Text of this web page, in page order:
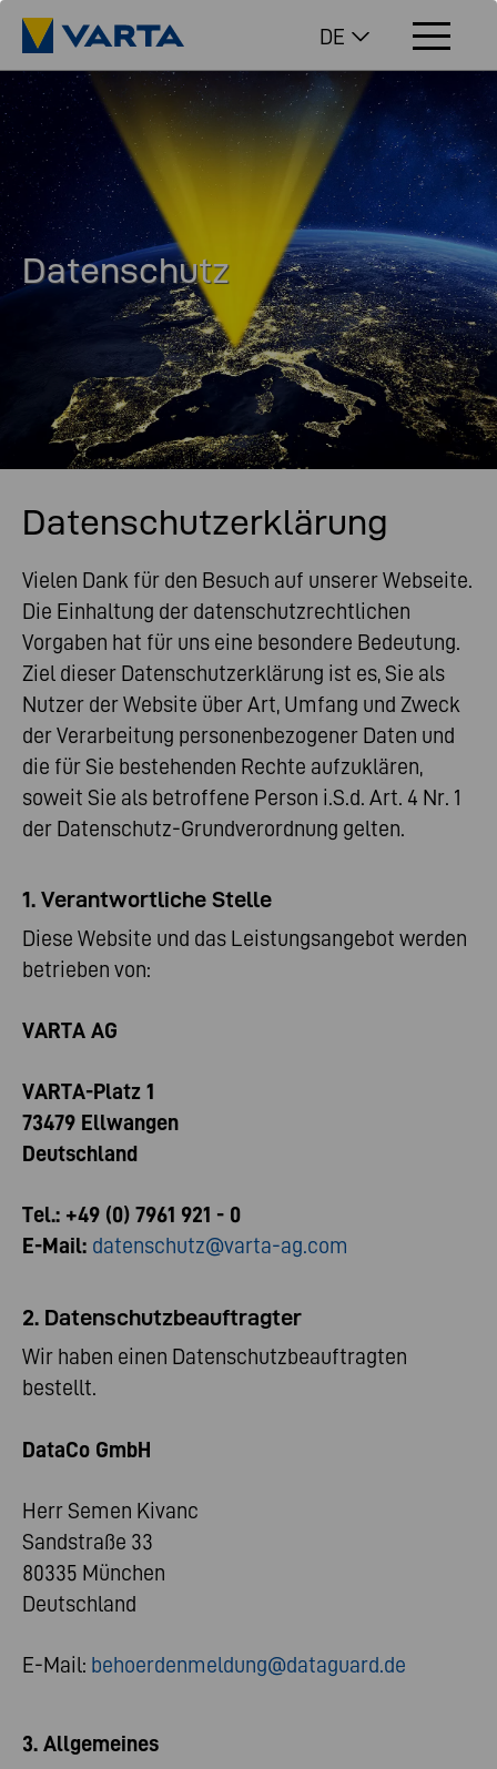
DE
Datenschutz
Datenschutzerklärung
Vielen Dank für den Besuch auf unserer Webseite.
Die Einhaltung der datenschutzrechtlichen
Vorgaben hat für uns eine besondere Bedeutung.
Ziel dieser Datenschutzerklärung ist es, Sie als
Nutzer der Website über Art, Umfang und Zweck
der Verarbeitung personenbezogener Daten und
die für Sie bestehenden Rechte aufzuklären,
soweit Sie als betroffene Person i.S.d. Art. 4 Nr. 1
der Datenschutz-Grundverordnung gelten.
1. Verantwortliche Stelle
Diese Website und das Leistungsangebot werden
betrieben von:
VARTA AG
VARTA-Platz 1
73479 Ellwangen
Deutschland
Tel.: +49 (0) 7961 921 - 0
E-Mail: datenschutz@varta-ag.com
2. Datenschutzbeauftragter
Wir haben einen Datenschutzbeauftragten
bestellt.
DataCo GmbH
Herr Semen Kivanc
Sandstraße 33
80335 München
Deutschland
E-Mail: behoerdenmeldung@dataguard.de
3. Allgemeines